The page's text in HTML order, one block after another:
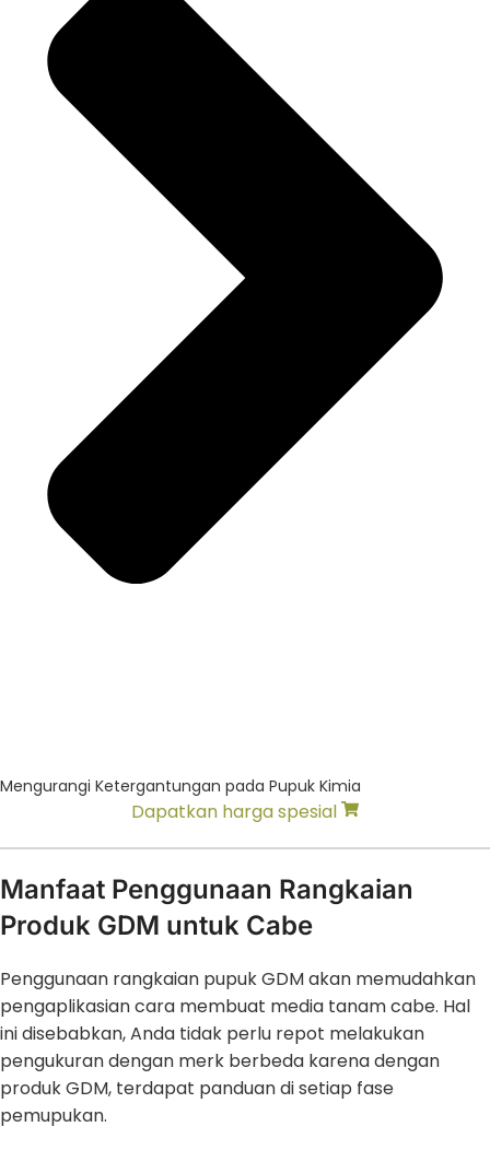
Mengurangi Ketergantungan pada Pupuk Kimia
Dapatkan harga spesial
Manfaat Penggunaan Rangkaian
Produk GDM untuk Cabe
Penggunaan rangkaian pupuk GDM akan memudahkan
pengaplikasian cara membuat media tanam cabe. Hal
ini disebabkan, Anda tidak perlu repot melakukan
pengukuran dengan merk berbeda karena dengan
produk GDM, terdapat panduan di setiap fase
pemupukan.